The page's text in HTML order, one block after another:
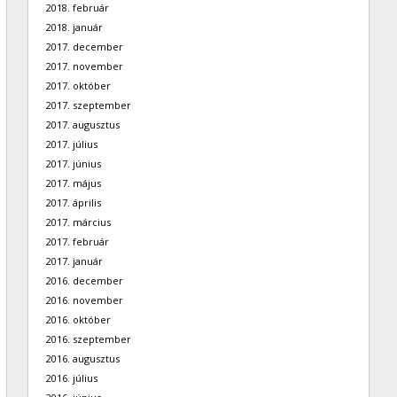
2018. február
2018. január
2017. december
2017. november
2017. október
2017. szeptember
2017. augusztus
2017. július
2017. június
2017. május
2017. április
2017. március
2017. február
2017. január
2016. december
2016. november
2016. október
2016. szeptember
2016. augusztus
2016. július